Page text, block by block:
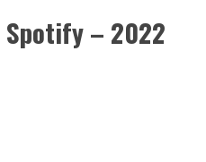
Spotify – 2022